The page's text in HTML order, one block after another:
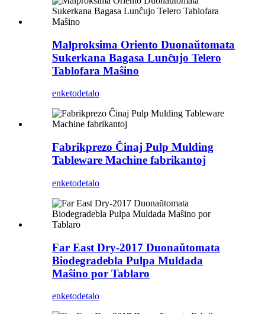
Malproksima Oriento Duonaŭtomata
Sukerkana Bagasa Lunĉujo Telero
Tablofara Maŝino
enketodetalo
Fabrikprezo Ĉinaj Pulp Mulding
Tableware Machine fabrikantoj
enketodetalo
Far East Dry-2017 Duonaŭtomata
Biodegradebla Pulpa Muldada
Maŝino por Tablaro
enketodetalo